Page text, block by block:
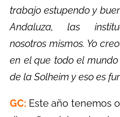
trabajo estupendo y
Andaluza, las
nosotros mismos. Yo
en el que todo el
de la Solheim y eso es
GC: Este año tenemos